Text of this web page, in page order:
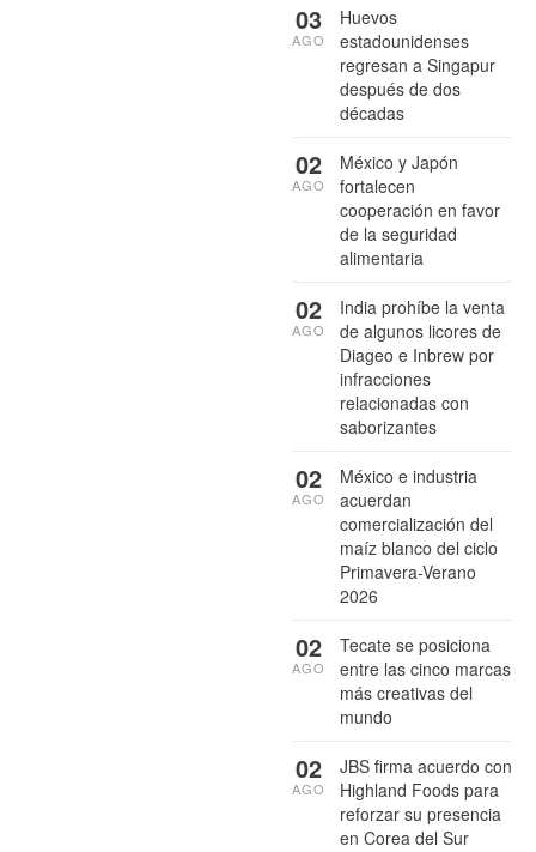
Huevos
estadounidenses
regresan a Singapur
después de dos
décadas
03
AGO
México y Japón
fortalecen
cooperación en favor
de la seguridad
alimentaria
02
AGO
India prohíbe la venta
de algunos licores de
Diageo e Inbrew por
infracciones
relacionadas con
saborizantes
02
AGO
México e industria
acuerdan
comercialización del
maíz blanco del ciclo
Primavera-Verano
2026
02
AGO
Tecate se posiciona
entre las cinco marcas
más creativas del
mundo
02
AGO
JBS firma acuerdo con
Highland Foods para
reforzar su presencia
en Corea del Sur
02
AGO